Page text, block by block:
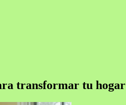
transformar tu hogar